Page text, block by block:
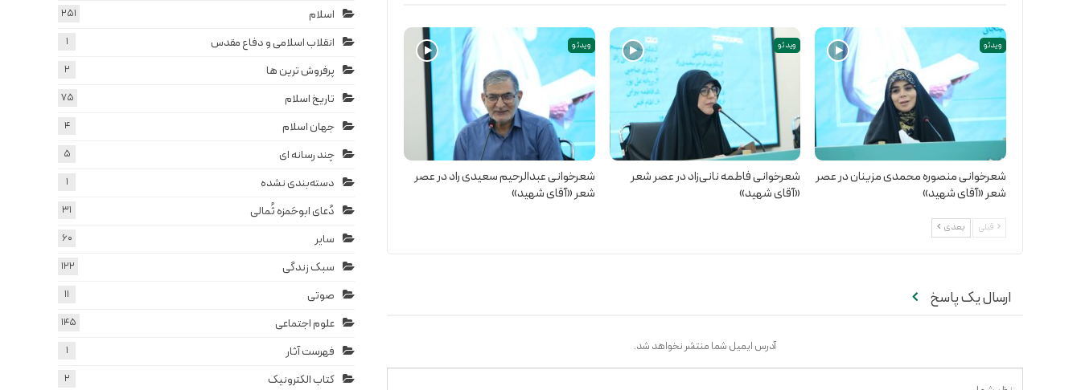
ویدئو
شعرخوانی منصوره محمدی مزینان در عصر
شعر «آقای شهید»
ویدئو
شعرخوانی فاطمه نانی‌زاد در عصر شعر
«آقای شهید»
ویدئو
شعرخوانی عبدالرحیم سعیدی راد در عصر
شعر «آقای شهید»
قبلی بعدی
ارسال یک پاسخ
آدرس ایمیل شما منتشر نخواهد شد.
اسلام 251
انقلاب اسلامی و دفاع مقدس 1
پرفروش ترین ها 2
تاریخ اسلام 75
جهان اسلام 4
چند رسانه ای 5
دسته‌بندی نشده 1
دُعای ابوحَمزه ثُمالی 31
سایر 60
سبک زندگی 122
صوتی 11
علوم اجتماعی 145
فهرست آثار 1
کتاب الکترونیک 2